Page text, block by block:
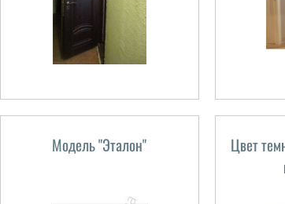
Модель "Эталон"
Цвет